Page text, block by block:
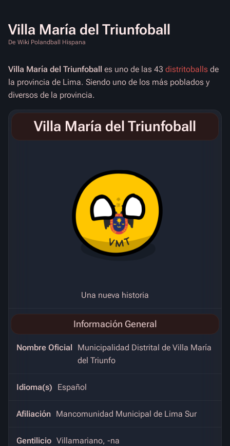
Villa María del Triunfoball
De Wiki Polandball Hispana
Villa María del Triunfoball es uno de las 43 distritoballs de
la provincia de Lima. Siendo uno de los más poblados y
diversos de la provincia.
Villa María del Triunfoball
Una nueva historia
Información General
Nombre Oficial
Municipalidad Distrital de Villa María
del Triunfo
Idioma(s) Español
Afiliación Mancomunidad Municipal de Lima Sur
Gentilicio Villamariano, -na